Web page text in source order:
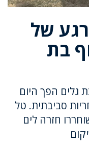
רגע של
בת
גלים הפך היום
סביבתית. טל
חזרה לים